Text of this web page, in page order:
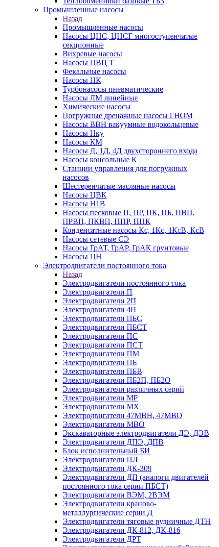
Промышленные насосы
Назад
Промышленные насосы
Насосы ЦНС, ЦНСГ многоступенчатые
секционные
Вихревые насосы
Насосы ЦВЦ Т
Фекальные насосы
Насосы НК
Турбонасосы пневматические
Насосы ЛМ линейные
Химические насосы
Погружные дренажные насосы ГНОМ
Насосы ВВН вакуумные водокольцевые
Насосы Нку
Насосы КМ
Насосы Д, 1Д, 4Д двухстороннего входа
Насосы консольные К
Станции управления для погружных
насосов
Шестеренчатые масляные насосы
Насосы ЦВК
Насосы Н1В
Насосы песковые П, ПР, ПК, ПБ, ПВП,
ПРВП, ПКВП, ППР, ППК
Конденсатные насосы Кс, 1Кс, 1КсВ, КсВ
Насосы сетевые СЭ
Насосы ГрАТ, ГрАР, ГрАК грунтовые
Насосы ЦН
Электродвигатели постоянного тока
Назад
Электродвигатели постоянного тока
Электродвигатели П
Электродвигатели 2П
Электродвигатели 4П
Электродвигатели ПБС
Электродвигатели ПБСТ
Электродвигатели ПС
Электродвигатели ПСТ
Электродвигатели ПМ
Электродвигатели ПБ
Электродвигатели ПБВ
Электродвигатели ПБ2П, ПБ2О
Электродвигатели различных серий
Электродвигатели МР
Электродвигатели MX
Электродвигатели 47MBH, 47МВО
Электродвигатели MBO
Экскаваторные электродвигатели ДЭ, ДЭВ
Электродвигатели ДПЭ, ДПВ
Блок исполнительный БИ
Электродвигатели ПЛ
Электродвигатели ДК-309
Электродвигатели ДП (аналоги двигателей
постоянного тока серии ПБСТ)
Электродвигатели ВЭМ, 2ВЭМ
Электродвигатели краново-
металлургические серии Д
Электродвигатели тяговые рудничные ДТН
Электродвигатели ДК-812, ДК-816
Электродвигатели ДРТ